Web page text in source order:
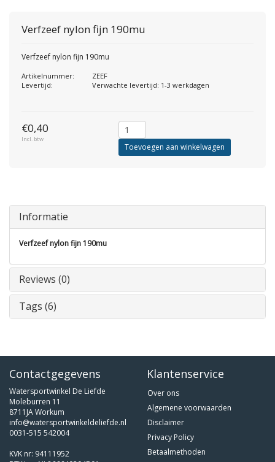
Verfzeef nylon fijn 190mu
Verfzeef nylon fijn 190mu
Artikelnummer:
ZEEF
Levertijd:
Verwachte levertijd: 1-3 werkdagen
€0,40
Incl. btw
Toevoegen aan winkelwagen
Informatie
Verfzeef nylon fijn 190mu
Reviews (0)
Tags (6)
Contactgegevens
Watersportwinkel De Liefde
Moleburren 11
8711JA Workum
info@watersportwinkeldeliefde.nl
0031-515 542004
KVK nr: 94111952
Klantenservice
Over ons
Algemene voorwaarden
Disclaimer
Privacy Policy
Betaalmethoden